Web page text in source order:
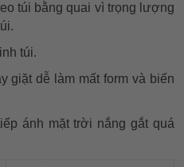
túi bằng quai vì trọng lượng
túi.
giặt dễ làm mất form và biến
ánh mặt trời nắng gắt quá